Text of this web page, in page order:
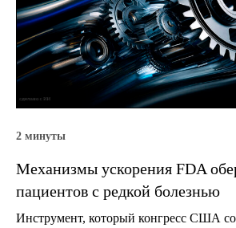
2 минуты
Механизмы ускорения FDA
пациентов с редкой болезнью
Инструмент, который конгресс США